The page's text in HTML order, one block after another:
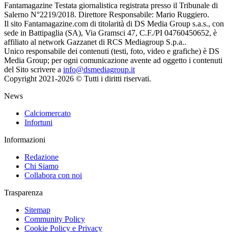
Fantamagazine Testata giornalistica registrata presso il Tribunale di
Salerno N°2219/2018. Direttore Responsabile: Mario Ruggiero.
Il sito Fantamagazine.com di titolarità di DS Media Group s.a.s., con
sede in Battipaglia (SA), Via Gramsci 47, C.F./PI 04760450652, è
affiliato al network Gazzanet di RCS Mediagroup S.p.a..
Unico responsabile dei contenuti (testi, foto, video e grafiche) è DS
Media Group; per ogni comunicazione avente ad oggetto i contenuti
del Sito scrivere a info@dsmediagroup.it
Copyright 2021-2026 © Tutti i diritti riservati.
News
Calciomercato
Infortuni
Informazioni
Redazione
Chi Siamo
Collabora con noi
Trasparenza
Sitemap
Community Policy
Cookie Policy e Privacy